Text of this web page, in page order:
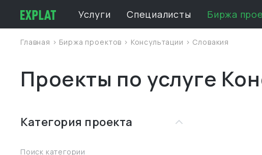
Услуги Специалисты Биржа
Главная > Биржа проектов > Консультации > Словакия
Проекты по услуге
Категория проекта
Поиск категории